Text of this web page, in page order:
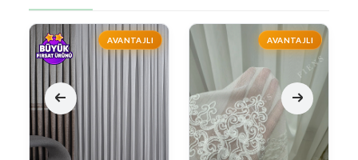
AVANTAJLI AVANTAJLI